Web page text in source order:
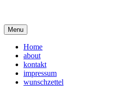
content
Menu
Home
about
kontakt
impressum
wunschzettel